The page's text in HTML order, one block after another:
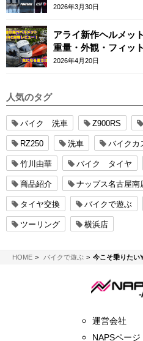
ースカフェロンドン
2026年3月30日
アライ新作ヘルメッ
重量・外観・フィッ
2026年4月20日
人気のタグ
バイク 洗車 Z900RS
RZ250 洗車 バイクカ
竹川由華 バイク タイヤ
商品紹介 ナップス名古屋南
タイヤ交換 バイクで遊ぶ
ツーリング 横浜店
HOMENAPS-ON マガジン
バイクで遊ぶ 今こそ乗りたい
運営会社
NAPSページ